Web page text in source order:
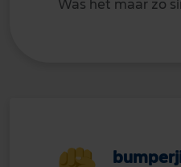
Was het maar zo